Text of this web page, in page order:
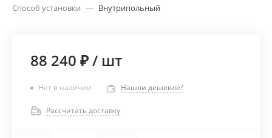
Способ установки — Внутрипольный
88 240 ₽/ шт
Нет в наличии Нашли дешевле?
Рассчитать доставку